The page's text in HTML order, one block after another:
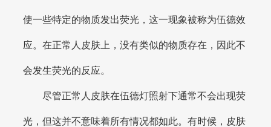
使一些特定的物质发出荧光，这一现象被称为伍德效
应。在正常人皮肤上，没有类似的物质存在，因此不
会发生荧光的反应。
尽管正常人皮肤在伍德灯照射下通常不会出现荧
光，但这并不意味着所有情况都如此。有时候，皮肤